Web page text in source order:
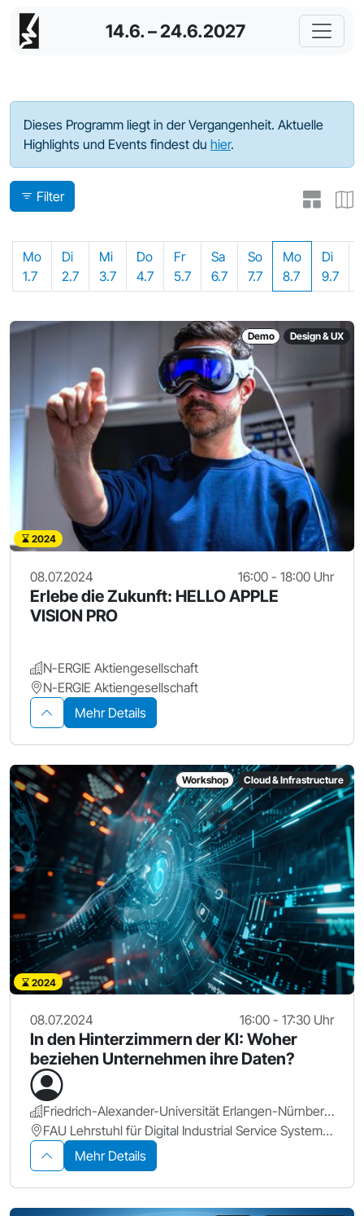
14.6. – 24.6.2027
Programm - 2024
Dieses Programm liegt in der Vergangenheit. Aktuelle
Highlights und Events findest du hier.
Filter
Mo
1.7
Di
2.7
Mi
3.7
Do
4.7
Fr
5.7
Sa
6.7
So
7.7
Mo
8.7
Di
9.7
Demo Design & UX
2024
08.07.2024 16:00 - 18:00 Uhr
Erlebe die Zukunft: HELLO APPLE
VISION PRO
N-ERGIE Aktiengesellschaft
N-ERGIE Aktiengesellschaft
Mehr Details
Workshop Cloud & Infrastructure
2024
08.07.2024 16:00 - 17:30 Uhr
In den Hinterzimmern der KI: Woher
beziehen Unternehmen ihre Daten?
Friedrich-Alexander-Universität Erlangen-Nürnberg.
FAU Lehrstuhl für Digital Industrial Service Systems, Fürther Str. 248, 90429 Nürnberg https://www.is.rw.fau.de/home
Mehr Details